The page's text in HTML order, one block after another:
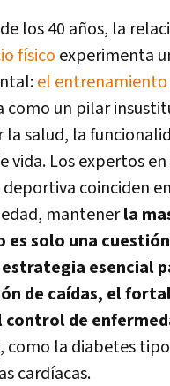
los 40 años, la
físico experimenta
el entrenamiento
como un pilar
la salud, la
vida. Los expertos
coinciden
mantenerla
es solo una
esencial
de caídas, el
control de
, como la diabetes
cardíacas.